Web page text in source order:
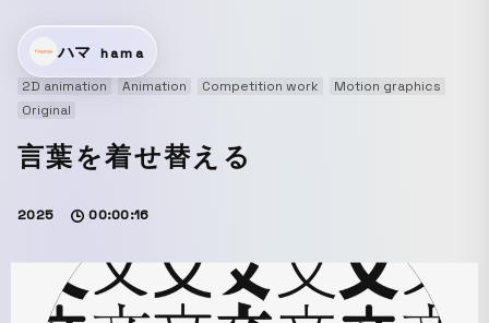
ハマ hama
2D animation
Animation Competition work
Motion graphics
Original
言葉を着せ替える
2025 00:00:16